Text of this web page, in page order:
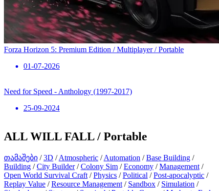
Forza Horizon 5: Premium Edition / Multiplayer / Portable
01-07-2026
Need for Speed ​​- Anthology (1997-2017)
25-09-2024
ALL WILL FALL / Portable
თამაშები /3D /Atmospheric /Automation /Base Building /
Building /City Builder/Colony Sim /Economy /Management /
Open World Survival Craft /Physics /Political /Post-apocalyptic /
Replay Value /Resource Management / Sandbox / Simulation /